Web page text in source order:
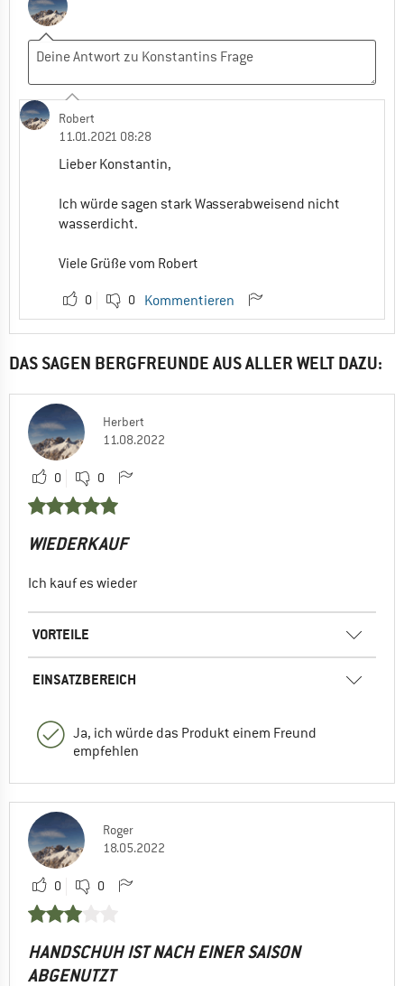
Robert
11.01.2021 08:28
Lieber Konstantin,
Ich würde sagen stark Wasserabweisend nicht
wasserdicht.
Viele Grüße vom Robert
0 0 Kommentieren
DAS SAGEN BERGFREUNDE AUS ALLER WELT DAZU:
Herbert
11.08.2022
0 0
WIEDERKAUF
Ich kauf es wieder
VORTEILE
EINSATZBEREICH
Ja, ich würde das Produkt einem Freund
empfehlen
Roger
18.05.2022
0 0
HANDSCHUH IST NACH EINER SAISON
ABGENUTZT